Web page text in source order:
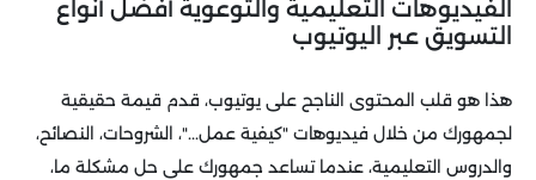
الفيديوهات التعليمية والتوعوية أفضل أنواع
التسويق عبر اليوتيوب
هذا هو قلب المحتوى الناجح على يوتيوب، قدم قيمة حقيقية
لجمهورك من خلال فيديوهات "كيفية عمل..."، الشروحات، النصائح،
والدروس التعليمية، عندما تساعد جمهورك على حل مشكلة ما،